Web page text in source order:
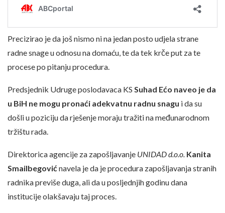
Precizirao je da još nismo ni na jedan posto udjela strane
radne snage u odnosu na domaću, te da tek krče put za te
procese po pitanju procedura.
Predsjednik Udruge poslodavaca KS Suhad Ećo naveo je da
u BiH ne mogu pronaći adekvatnu radnu snagu i da su
došli u poziciju da rješenje moraju tražiti na međunarodnom
tržištu rada.
Direktorica agencije za zapošljavanje UNIDAD d.o.o. Kanita
Smailbegović navela je da je procedura zapošljavanja stranih
radnika previše duga, ali da u posljednjih godinu dana
institucije olakšavaju taj proces.